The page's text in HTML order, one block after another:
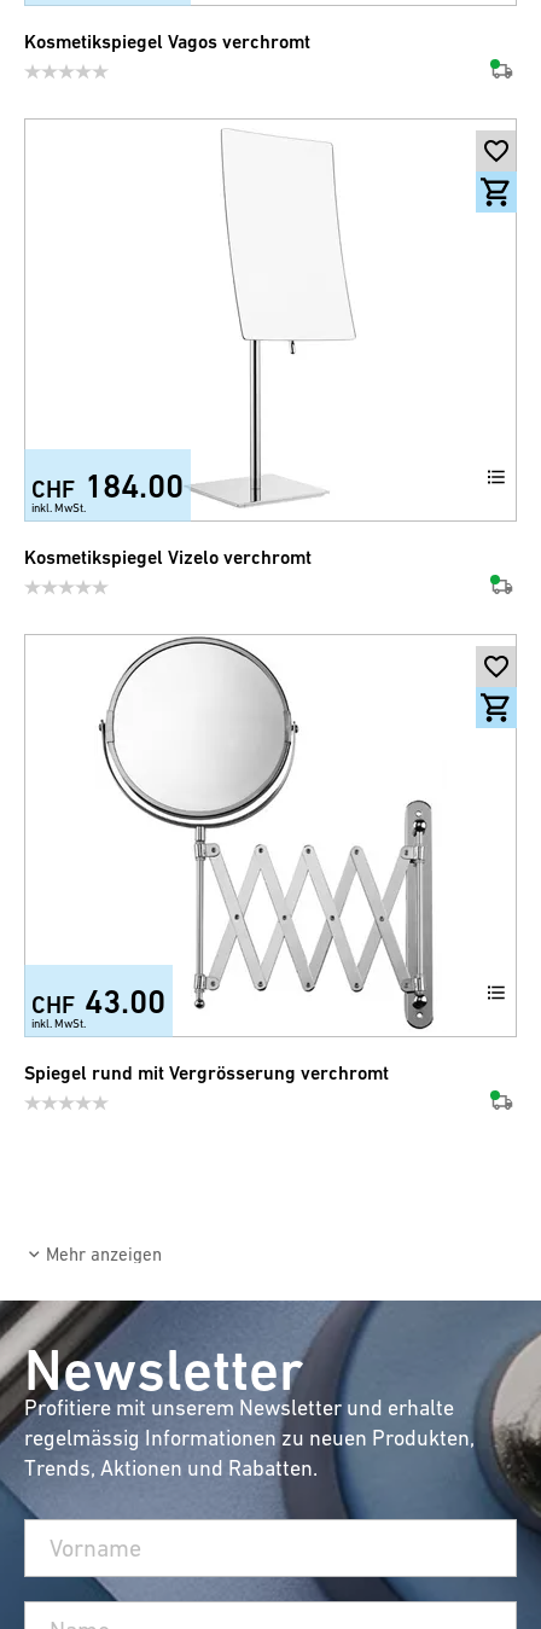
Kosmetikspiegel Vagos verchromt
CHF 184.00
inkl. MwSt.
Kosmetikspiegel Vizelo verchromt
CHF 43.00
inkl. MwSt.
Spiegel rund mit Vergrösserung verchromt
Mehr anzeigen
Newsletter
Profitiere mit unserem Newsletter und erhalte
regelmässig Informationen zu neuen Produkten,
Trends, Aktionen und Rabatten.